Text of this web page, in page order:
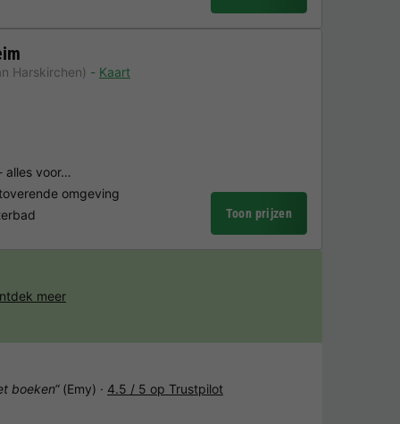
Harskirchen) Kaart
alles voor…
omgeving
Toon prijzen
meer
boeken“(Emy) · 4.5 / 5 op Trustpilot